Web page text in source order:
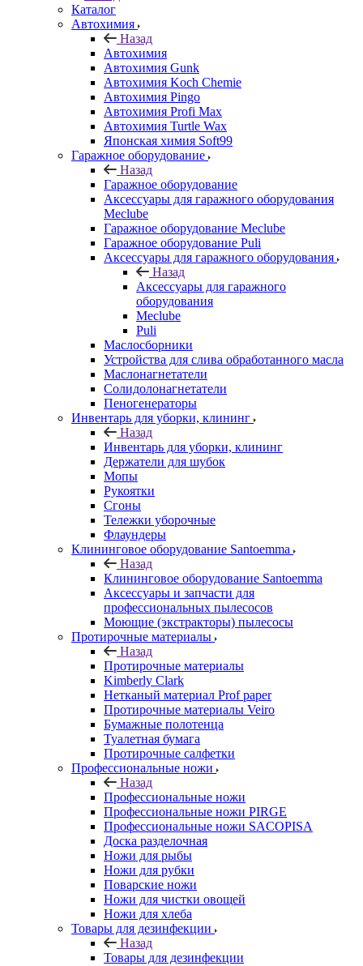
Каталог
Автохимия
Назад
Автохимия
Автохимия Gunk
Автохимия Koch Chemie
Автохимия Pingo
Автохимия Profi Max
Автохимия Turtle Wax
Японская химия Soft99
Гаражное оборудование
Назад
Гаражное оборудование
Аксессуары для гаражного оборудования
Meclube
Гаражное оборудование Meclube
Гаражное оборудование Puli
Аксессуары для гаражного оборудования
Назад
Аксессуары для гаражного
оборудования
Meclube
Puli
Маслосборники
Устройства для слива обработанного масла
Маслонагнетатели
Солидолонагнетатели
Пеногенераторы
Инвентарь для уборки, клининг
Назад
Инвентарь для уборки, клининг
Держатели для шубок
Мопы
Рукоятки
Сгоны
Тележки уборочные
Флаундеры
Клининговое оборудование Santoemma
Назад
Клининговое оборудование Santoemma
Аксессуары и запчасти для
профессиональных пылесосов
Моющие (экстракторы) пылесосы
Протирочные материалы
Назад
Протирочные материалы
Kimberly Clark
Нетканый материал Prof paper
Протирочные материалы Veiro
Бумажные полотенца
Туалетная бумага
Протирочные салфетки
Профессиональные ножи
Назад
Профессиональные ножи
Профессиональные ножи PIRGE
Профессиональные ножи SACOPISA
Доска разделочная
Ножи для рыбы
Ножи для рубки
Поварские ножи
Ножи для чистки овощей
Ножи для хлеба
Товары для дезинфекции
Назад
Товары для дезинфекции